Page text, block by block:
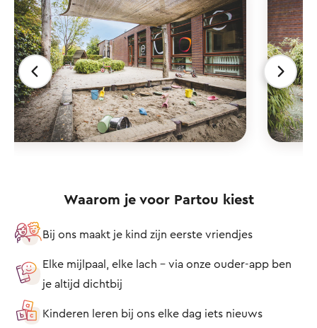
Waarom je voor Partou kiest
Bij ons maakt je kind zijn eerste vriendjes
Elke mijlpaal, elke lach – via onze ouder-app ben
je altijd dichtbij
Kinderen leren bij ons elke dag iets nieuws